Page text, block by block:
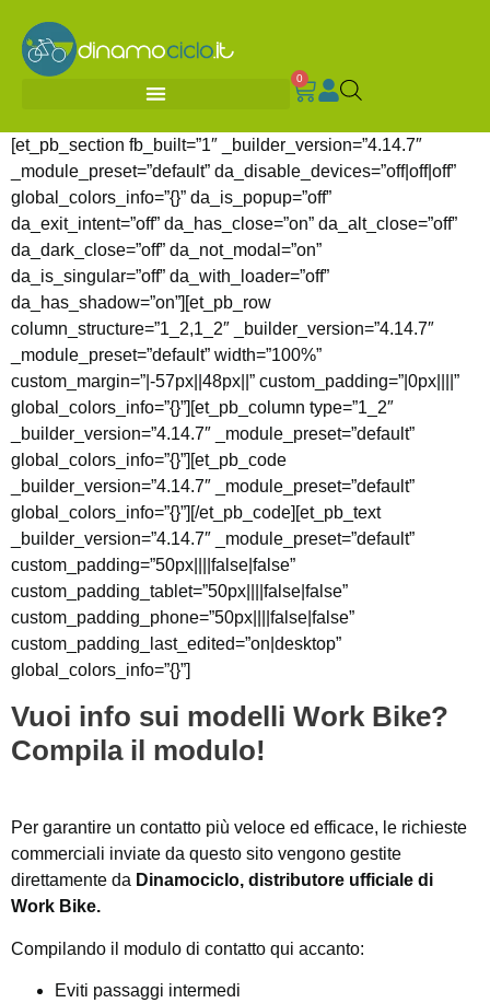
0
[et_pb_section fb_built=”1″ _builder_version=”4.14.7″
_module_preset=”default” da_disable_devices=”off|off|off”
global_colors_info=”{}” da_is_popup=”off”
da_exit_intent=”off” da_has_close=”on” da_alt_close=”off”
da_dark_close=”off” da_not_modal=”on”
da_is_singular=”off” da_with_loader=”off”
da_has_shadow=”on”][et_pb_row
column_structure=”1_2,1_2″ _builder_version=”4.14.7″
_module_preset=”default” width=”100%”
custom_margin=”|-57px||48px||” custom_padding=”|0px||||”
global_colors_info=”{}”][et_pb_column type=”1_2″
_builder_version=”4.14.7″ _module_preset=”default”
global_colors_info=”{}”][et_pb_code
_builder_version=”4.14.7″ _module_preset=”default”
global_colors_info=”{}”][/et_pb_code][et_pb_text
_builder_version=”4.14.7″ _module_preset=”default”
custom_padding=”50px||||false|false”
custom_padding_tablet=”50px||||false|false”
custom_padding_phone=”50px||||false|false”
custom_padding_last_edited=”on|desktop”
global_colors_info=”{}”]
Vuoi info sui modelli Work Bike?
Compila il modulo!
Per garantire un contatto più veloce ed efficace, le richieste
commerciali inviate da questo sito vengono gestite
direttamente da Dinamociclo, distributore ufficiale di
Work Bike.
Compilando il modulo di contatto qui accanto:
Eviti passaggi intermedi